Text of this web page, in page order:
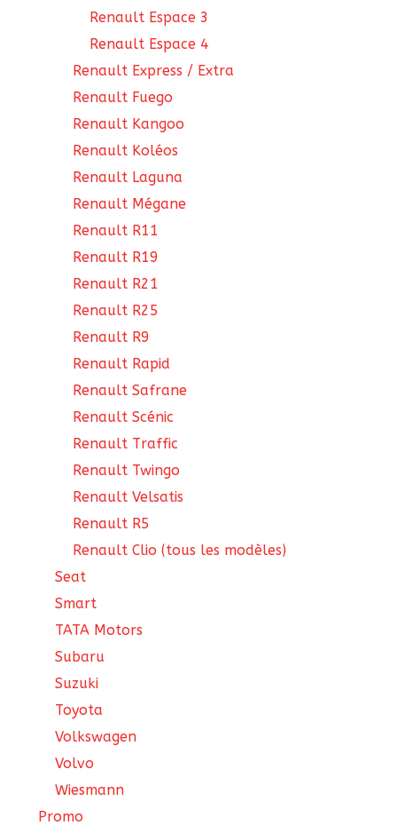
Renault Espace 3
Renault Espace 4
Renault Express / Extra
Renault Fuego
Renault Kangoo
Renault Koléos
Renault Laguna
Renault Mégane
Renault R11
Renault R19
Renault R21
Renault R25
Renault R9
Renault Rapid
Renault Safrane
Renault Scénic
Renault Traffic
Renault Twingo
Renault Velsatis
Renault R5
Renault Clio (tous les modèles)
Seat
Smart
TATA Motors
Subaru
Suzuki
Toyota
Volkswagen
Volvo
Wiesmann
Promo